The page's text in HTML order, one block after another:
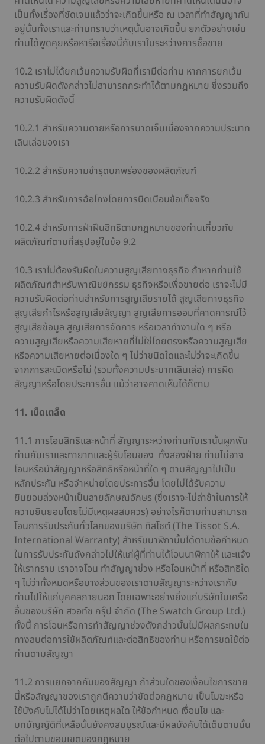
เป็นทั้งเรื่องที่ชัดเจนแล้วว่าจะเกิดขึ้นหรือ ณ เวลาที่ทำสัญญากัน
อยู่นั้นทั้งเราและท่านทราบว่าเหตุนั้นอาจเกิดขึ้น ยกตัวอย่างเช่น
ท่านได้พูดคุยหรือหารือเรื่องนี้กับเราในระหว่างการซื้อขาย
10.2 เราไม่ได้ยกเว้นความรับผิดที่เรามีต่อท่าน หากการยกเว้น
ความรับผิดดังกล่าวไม่สามารถกระทำได้ตามกฎหมาย ซึ่งรวมถึง
ความรับผิดดังนี้
10.2.1 สำหรับความตายหรือการบาดเจ็บเนื่องจากความประมาท
เลินเล่อของเรา
10.2.2 สำหรับความชำรุดบกพร่องของผลิตภัณฑ์
10.2.3 สำหรับการฉ้อโกงโดยการบิดเบือนข้อเท็จจริง
10.2.4 สำหรับการฝ่าฝืนสิทธิตามกฎหมายของท่านเกี่ยวกับ
ผลิตภัณฑ์ตามที่สรุปอยู่ในข้อ 9.2
10.3 เราไม่ต้องรับผิดในความสูญเสียทางธุรกิจ ถ้าหากท่านใช้
ผลิตภัณฑ์สำหรับพาณิชย์กรรม ธุรกิจหรือเพื่อขายต่อ เราจะไม่มี
ความรับผิดต่อท่านสำหรับการสูญเสียรายได้ สูญเสียทางธุรกิจ
สูญเสียกำไรหรือสูญเสียสัญญา สูญเสียการออมที่คาดการณ์ไว้
สูญเสียข้อมูล สูญเสียการจัดการ หรือเวลาทำงานใด ๆ หรือ
ความสูญเสียหรือความเสียหายที่ไม่ใช่โดยตรงหรือความสูญเสีย
หรือความเสียหายต่อเนื่องใด ๆ ไม่ว่าชนิดใดและไม่ว่าจะเกิดขึ้น
จากการละเมิดหรือไม่ (รวมทั้งความประมาทเลินเล่อ) การผิด
สัญญาหรือโดยประการอื่น แม้ว่าอาจคาดเห็นได้ก็ตาม
11. เบ็ดเตล็ด
11.1 การโอนสิทธิและหน้าที่ สัญญาระหว่างท่านกับเรานั้นผูกพัน
ท่านกับเราและทายาทและผู้รับโอนของ ทั้งสองฝ่าย ท่านไม่อาจ
โอนหรือนำสัญญาหรือสิทธิหรือหน้าที่ใด ๆ ตามสัญญาไปเป็น
หลักประกัน หรือจำหน่ายโดยประการอื่น โดยไม่ได้รับความ
ยินยอมล่วงหน้าเป็นลายลักษณ์อักษร (ซึ่งเราจะไม่ล่าช้าในการให้
ความยินยอมโดยไม่มีเหตุผลสมควร) อย่างไรก็ตามท่านสามารถ
โอนการรับประกันทั่วโลกของบริษัท ทิสโซต์ (The Tissot S.A.
International Warranty) สำหรับนาฬิกานั้นได้ตามข้อกำหนด
ในการรับประกันดังกล่าวไปให้แก่ผู้ที่ท่านได้โอนนาฬิกาให้ และแจ้ง
ให้เราทราบ เราอาจโอน ทำสัญญาช่วง หรือโอนหน้าที่ หรือสิทธิใด
ๆ ไม่ว่าทั้งหมดหรือบางส่วนของเราตามสัญญาระหว่างเรากับ
ท่านไปให้แก่บุคคลภายนอก โดยเฉพาะอย่างยิ่งแก่บริษัทในเครือ
อื่นของบริษัท สวอท์ช กรุ๊ป จำกัด (The Swatch Group Ltd.)
ทั้งนี้ การโอนหรือการทำสัญญาช่วงดังกล่าวนั้นไม่มีผลกระทบใน
ทางลบต่อการใช้ผลิตภัณฑ์และต่อสิทธิของท่าน หรือการชดใช้ต่อ
ท่านตามสัญญา
11.2 การแยกจากกันของสัญญา ถ้าส่วนใดของเงื่อนไขการขาย
นี้หรือสัญญาของเราถูกตีความว่าขัดต่อกฎหมาย เป็นโมฆะหรือ
ใช้บังคับไม่ได้ไม่ว่าโดยเหตุผลใด ให้ข้อกำหนด เงื่อนไข และ
บทบัญญัติที่เหลือนั้นยังคงสมบูรณ์และมีผลบังคับได้เต็มตามนั้น
ต่อไปตามขอบเขตของกฎหมาย